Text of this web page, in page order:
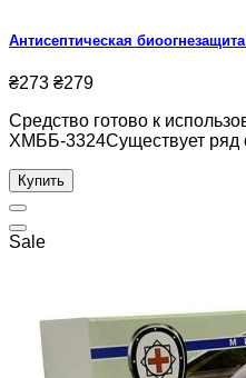
Антисептическая
₴273 ₴279
Средство готово к
ХМББ-3324Существует ряд
Купить
Sale